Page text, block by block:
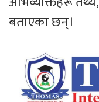
बताएका छन्।